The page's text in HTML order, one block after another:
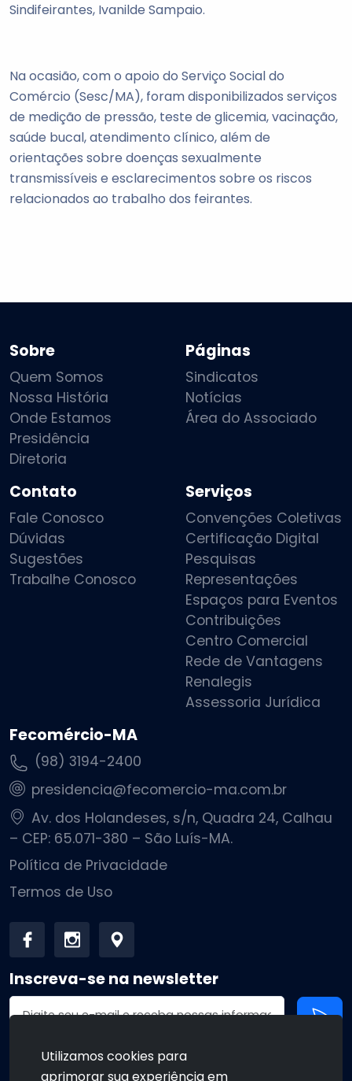
Sindifeirantes, Ivanilde Sampaio.
Na ocasião, com o apoio do Serviço Social do
Comércio (Sesc/MA), foram disponibilizados serviços
de medição de pressão, teste de glicemia, vacinação,
saúde bucal, atendimento clínico, além de
orientações sobre doenças sexualmente
transmissíveis e esclarecimentos sobre os riscos
relacionados ao trabalho dos feirantes.
Sobre
Quem Somos
Nossa História
Onde Estamos
Presidência
Diretoria
Páginas
Sindicatos
Notícias
Área do Associado
Contato
Fale Conosco
Dúvidas
Sugestões
Trabalhe Conosco
Serviços
Convenções Coletivas
Certificação Digital
Pesquisas
Representações
Espaços para Eventos
Contribuições
Centro Comercial
Rede de Vantagens
Renalegis
Assessoria Jurídica
Fecomércio-MA
(98) 3194-2400
presidencia@fecomercio-ma.com.br
Av. dos Holandeses, s/n, Quadra 24, Calhau
– CEP: 65.071-380 – São Luís-MA.
Política de Privacidade
Termos de Uso
Inscreva-se na newsletter
Endereço de email
Utilizamos cookies para
aprimorar sua experiência em